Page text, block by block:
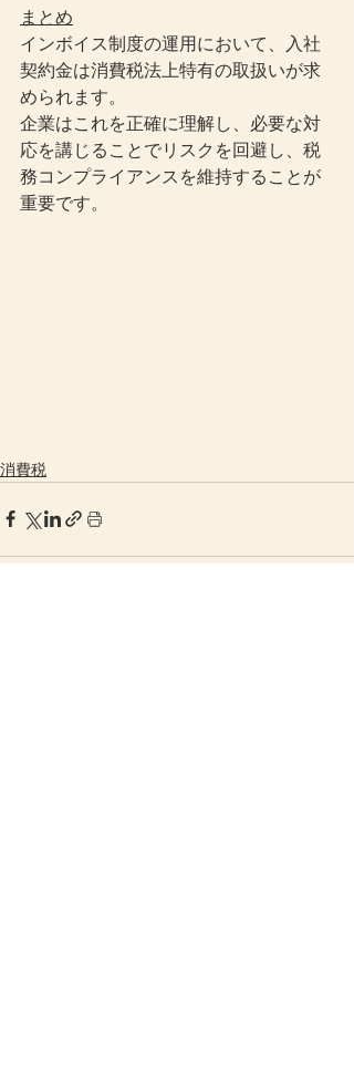
まとめ
インボイス制度の運用において、入社
契約金は消費税法上特有の取扱いが求
められます。
企業はこれを正確に理解し、必要な対
応を講じることでリスクを回避し、税
務コンプライアンスを維持することが
重要です。
消費税